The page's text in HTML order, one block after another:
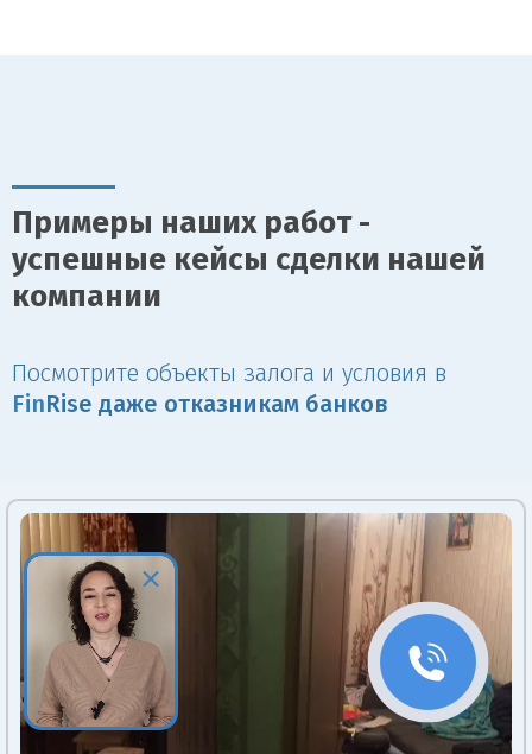
Примеры наших работ -
успешные кейсы сделки нашей
компании
Посмотрите объекты залога и условия в
Fin Rise даже отказникам банков